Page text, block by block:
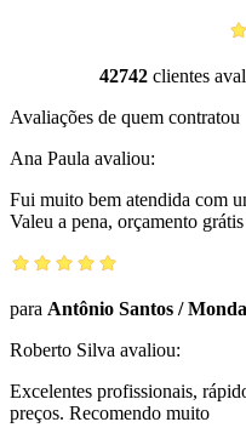
42742clientes
Avaliações de quem contratou
Ana Paula avaliou:
Fui muito bem atendida com
Valeu a pena, orçamento
para Antônio Santos /
Roberto Silva avaliou:
Excelentes profissionais,
preços. Recomendo muito